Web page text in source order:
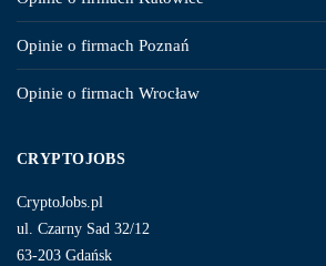
Opinie o firmach Poznań
Opinie o firmach Wrocław
CRYPTOJOBS
CryptoJobs.pl
ul. Czarny Sad 32/12
63-203 Gdańsk